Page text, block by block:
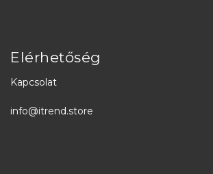
Elérhetőség
Kapcsolat
info@itrend.store